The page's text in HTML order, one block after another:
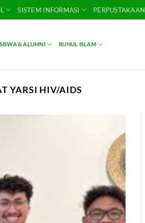
SISTEM INFORMASI PERPUSTAKAAN
& ALUMNI RUHUL ISLAM
YARSI HIV/AIDS